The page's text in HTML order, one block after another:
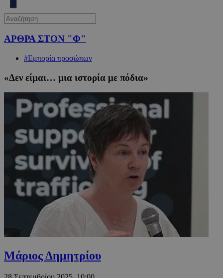
ΑΡΘΡΑ ΣΤΟΝ "Φ"
#Εμπορία προσώπων
«Δεν είμαι… μια ιστορία με πόδια»
Μάριος Δημητρίου